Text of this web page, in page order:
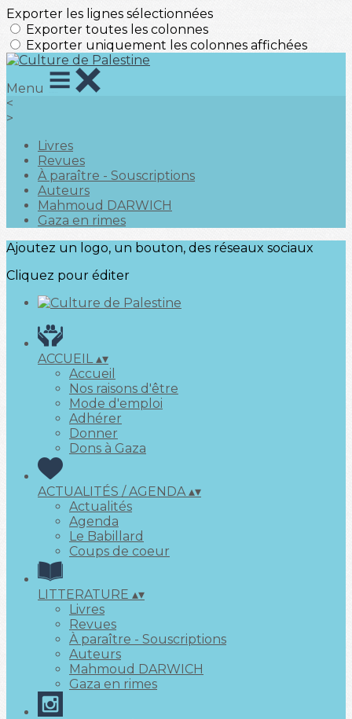
Exporter les lignes sélectionnées
Exporter toutes les colonnes
Exporter uniquement les colonnes affichées
Menu
<
>
Livres
Revues
À paraître - Souscriptions
Auteurs
Mahmoud DARWICH
Gaza en rimes
Ajoutez un logo, un bouton, des réseaux sociaux
Cliquez pour éditer
ACCUEIL▴▾
Accueil
Nos raisons d'être
Mode d'emploi
Adhérer
Donner
Dons à Gaza
ACTUALITÉS / AGENDA▴▾
Actualités
Agenda
Le Babillard
Coups de coeur
LITTERATURE ▴▾
Livres
Revues
À paraître - Souscriptions
Auteurs
Mahmoud DARWICH
Gaza en rimes